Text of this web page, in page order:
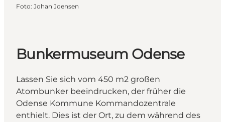
Foto: Johan Joensen
Bunkermuseum Odense
Lassen Sie sich vom 450 m2 großen
Atombunker beeindrucken, der früher die
Odense Kommune Kommandozentrale
enthielt. Dies ist der Ort, zu dem während des